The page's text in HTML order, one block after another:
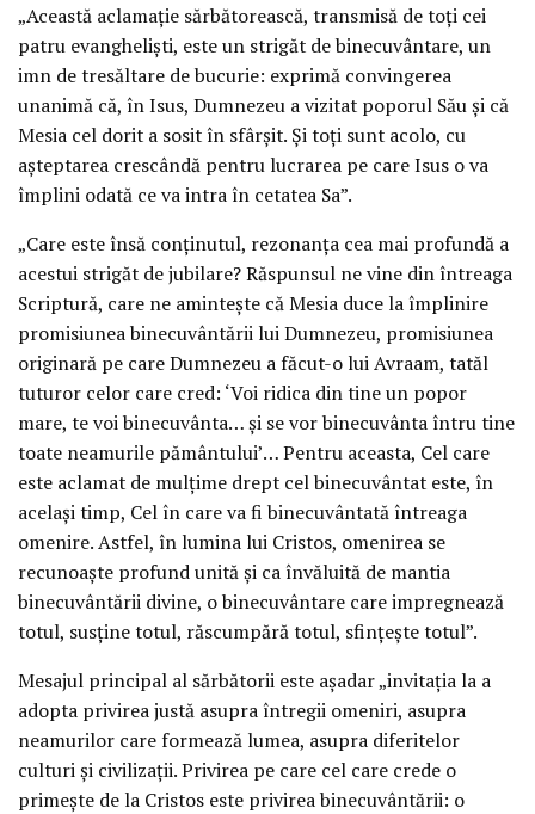
„Această aclamaţie sărbătorească, transmisă de toţi cei
patru evanghelişti, este un strigăt de binecuvântare, un
imn de tresăltare de bucurie: exprimă convingerea
unanimă că, în Isus, Dumnezeu a vizitat poporul Său şi că
Mesia cel dorit a sosit în sfârşit. Şi toţi sunt acolo, cu
aşteptarea crescândă pentru lucrarea pe care Isus o va
împlini odată ce va intra în cetatea Sa”.
„Care este însă conţinutul, rezonanţa cea mai profundă a
acestui strigăt de jubilare? Răspunsul ne vine din întreaga
Scriptură, care ne aminteşte că Mesia duce la împlinire
promisiunea binecuvântării lui Dumnezeu, promisiunea
originară pe care Dumnezeu a făcut-o lui Avraam, tatăl
tuturor celor care cred: ‘Voi ridica din tine un popor
mare, te voi binecuvânta… şi se vor binecuvânta întru tine
toate neamurile pământului’… Pentru aceasta, Cel care
este aclamat de mulţime drept cel binecuvântat este, în
acelaşi timp, Cel în care va fi binecuvântată întreaga
omenire. Astfel, în lumina lui Cristos, omenirea se
recunoaşte profund unită şi ca învăluită de mantia
binecuvântării divine, o binecuvântare care impregnează
totul, susţine totul, răscumpără totul, sfinţeşte totul”.
Mesajul principal al sărbătorii este aşadar „invitaţia la a
adopta privirea justă asupra întregii omeniri, asupra
neamurilor care formează lumea, asupra diferitelor
culturi şi civilizaţii. Privirea pe care cel care crede o
primeşte de la Cristos este privirea binecuvântării: o